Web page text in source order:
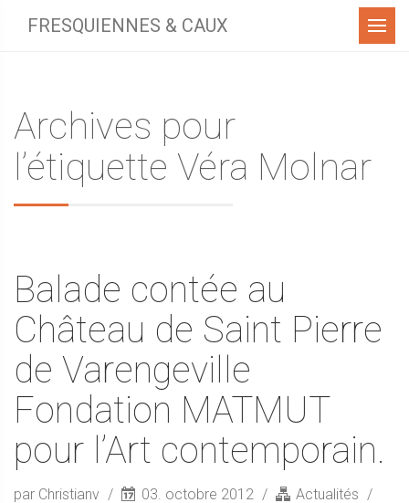
FRESQUIENNES & CAUX Menu
Archives pour
l’étiquette Véra Molnar
Balade contée au
Château de Saint Pierre
de Varengeville
Fondation MATMUT
pour l’Art contemporain.
par Christianv 03. octobre 2012
Actualités